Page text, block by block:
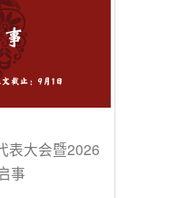
表大会暨2026
事